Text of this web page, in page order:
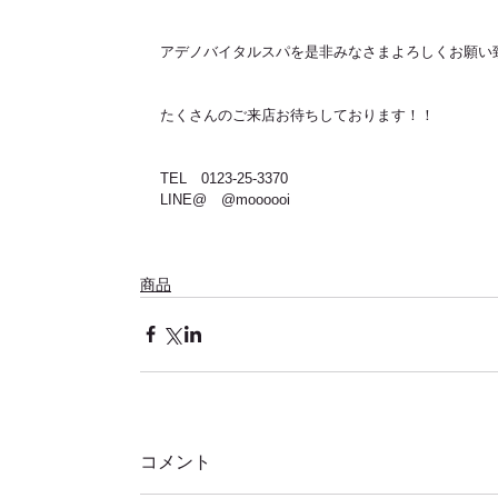
アデノバイタルスパを是非みなさまよろしくお願い
たくさんのご来店お待ちしております！！
TEL　0123-25-3370
LINE@　@moooooi
商品
コメント